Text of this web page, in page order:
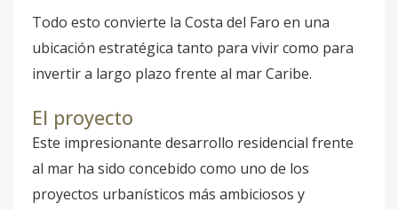
Todo esto convierte la Costa del Faro en una
ubicación estratégica tanto para vivir como para
invertir a largo plazo frente al mar Caribe.
El proyecto
Este impresionante desarrollo residencial frente
al mar ha sido concebido como uno de los
proyectos urbanísticos más ambiciosos y